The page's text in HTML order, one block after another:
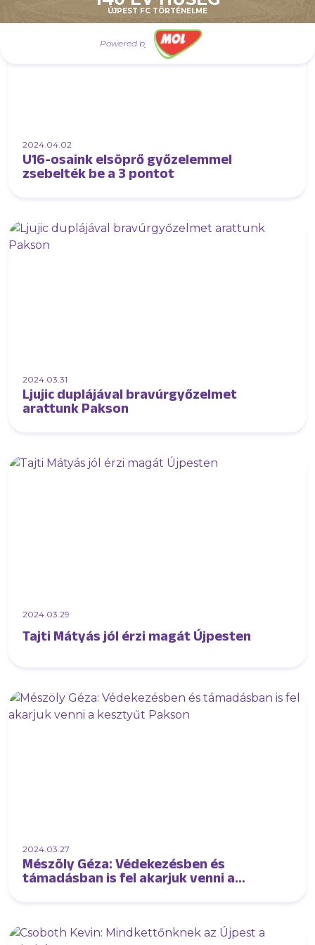
ÚJPEST FC TÖRTÉNELME
Powered by
2024.04.02
U16-osaink elsöprő győzelemmel
zsebelték be a 3 pontot
2024.03.31
Ljujic duplájával bravúrgyőzelmet
arattunk Pakson
2024.03.29
Tajti Mátyás jól érzi magát Újpesten
2024.03.27
Mészöly Géza: Védekezésben és
támadásban is fel akarjuk venni a